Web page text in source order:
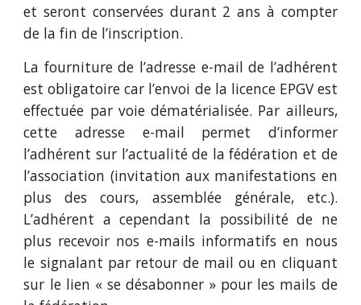
et seront conservées durant 2 ans à compter
de la fin de l’inscription.
La fourniture de l’adresse e-mail de l’adhérent
est obligatoire car l’envoi de la licence EPGV est
effectuée par voie dématérialisée. Par ailleurs,
cette adresse e-mail permet d’informer
l’adhérent sur l’actualité de la fédération et de
l’association (invitation aux manifestations en
plus des cours, assemblée générale, etc.).
L’adhérent a cependant la possibilité de ne
plus recevoir nos e-mails informatifs en nous
le signalant par retour de mail ou en cliquant
sur le lien « se désabonner » pour les mails de